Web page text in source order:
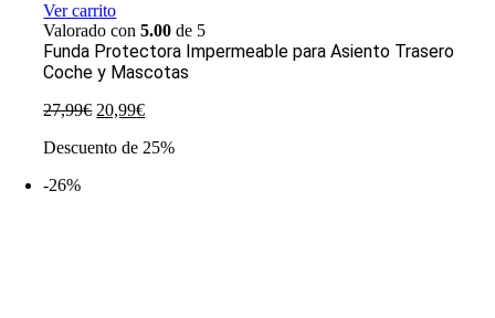
Ver carrito
Valorado con5.00 de 5
Funda Protectora Impermeable para Asiento Trasero
Coche y Mascotas
27,99€ El
original
20,99€El
actual
Descuento de 25%
-26%